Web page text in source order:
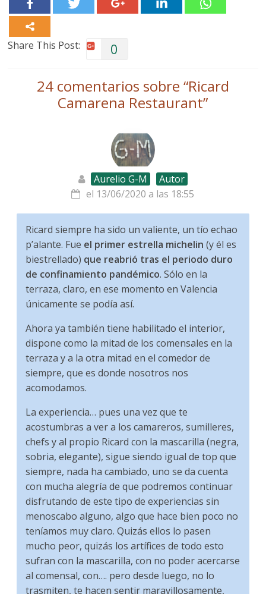
Share This Post: 0
24 comentarios sobre “Ricard
Camarena Restaurant”
Aurelio G-M
Autor
el 13/06/2020 a las 18:55
Ricard siempre ha sido un valiente, un tío echao
p’alante. Fue el primer estrella michelin (y él es
biestrellado) que reabrió tras el periodo duro
de confinamiento pandémico. Sólo en la
terraza, claro, en ese momento en Valencia
únicamente se podía así.
Ahora ya también tiene habilitado el interior,
dispone como la mitad de los comensales en la
terraza y a la otra mitad en el comedor de
siempre, que es donde nosotros nos
acomodamos.
La experiencia… pues una vez que te
acostumbras a ver a los camareros, sumilleres,
chefs y al propio Ricard con la mascarilla (negra,
sobria, elegante), sigue siendo igual de top que
siempre, nada ha cambiado, uno se da cuenta
con mucha alegría de que podremos continuar
disfrutando de este tipo de experiencias sin
menoscabo alguno, algo que hace bien poco no
teníamos muy claro. Quizás ellos lo pasen
mucho peor, quizás los artífices de todo esto
sufran con la mascarilla, con no poder acercarse
al comensal, con…. pero desde luego, no lo
trasmiten, te hacen sentir maravillosamente,